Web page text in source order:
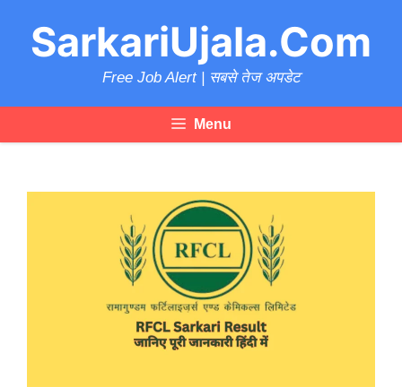
contentSarkariUjala.Com
Free Job Alert | सबसे तेज अपडेट
Menu